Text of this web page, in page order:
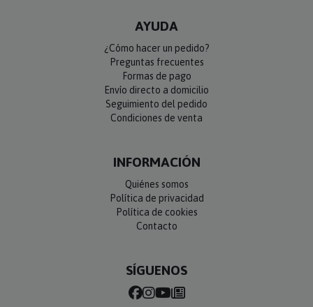
AYUDA
¿Cómo hacer un pedido?
Preguntas frecuentes
Formas de pago
Envío directo a domicilio
Seguimiento del pedido
Condiciones de venta
INFORMACIÓN
Quiénes somos
Política de privacidad
Política de cookies
Contacto
SÍGUENOS